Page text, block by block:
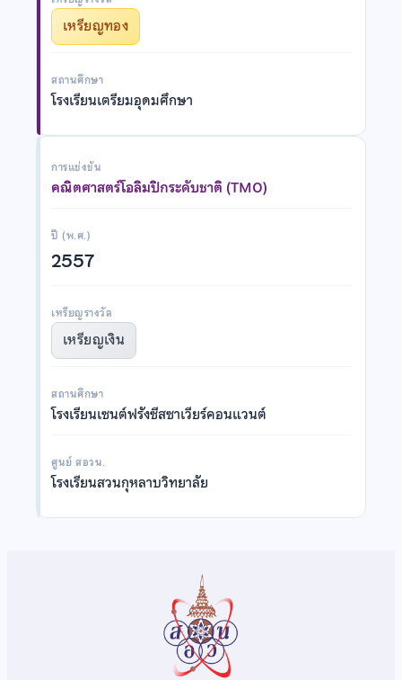
เหรียญทอง
สถานศึกษา
โรงเรียนเตรียมอุดมศึกษา
การแข่งขัน
คณิตศาสตร์โอลิมปิกระดับชาติ (TMO)
ปี (พ.ศ.)
2557
เหรียญรางวัล
เหรียญเงิน
สถานศึกษา
โรงเรียนเซนต์ฟรังซีสซาเวียร์คอนแวนต์
ศูนย์ สอวน.
โรงเรียนสวนกุหลาบวิทยาลัย